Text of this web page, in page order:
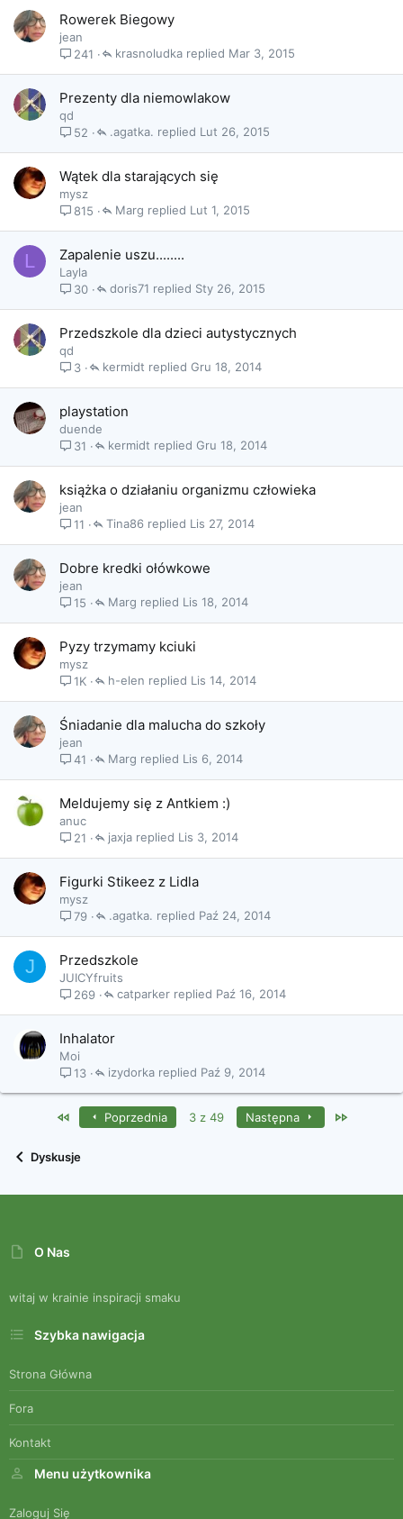
Rowerek Biegowy
jean
241
Mar 3, 2015
krasnoludka
Prezenty dla niemowlakow
qd
52
Lut 26, 2015
.agatka.
Wątek dla starających się
mysz
815
Lut 1, 2015
Marg
L Zapalenie uszu........
Layla
30
Sty 26, 2015
doris71
Przedszkole dla dzieci autystycznych
qd
3
Gru 18, 2014
kermidt
playstation
duende
31
Gru 18, 2014
kermidt
książka o działaniu organizmu człowieka
jean
11
Lis 27, 2014
Tina86
Dobre kredki ołówkowe
jean
15
Lis 18, 2014
Marg
Pyzy trzymamy kciuki
mysz
1K
Lis 14, 2014
h-elen
Śniadanie dla malucha do szkoły
jean
41
Lis 6, 2014
Marg
Meldujemy się z Antkiem :)
anuc
21
Lis 3, 2014
jaxja
Figurki Stikeez z Lidla
mysz
79
Paź 24, 2014
.agatka.
J Przedszkole
JUICYfruits
269
Paź 16, 2014
catparker
Inhalator
Moi
13
Paź 9, 2014
izydorka
First Poprzednia 3 z 49 Następna
Dyskusje
O Nas
witaj w krainie inspiracji smaku
Szybka nawigacja
Strona Główna
Fora
Kontakt
Menu użytkownika
Zaloguj Się